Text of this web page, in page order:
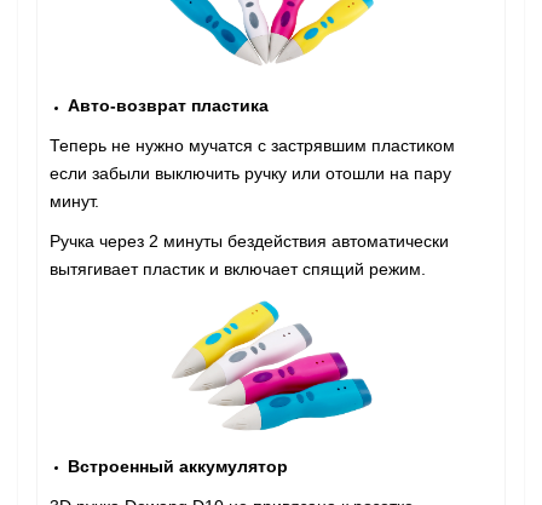
Авто-возврат пластика
Теперь не нужно мучатся с застрявшим пластиком
если забыли выключить ручку или отошли на пару
минут.
Ручка через 2 минуты бездействия автоматически
вытягивает пластик и включает спящий режим.
Встроенный аккумулятор